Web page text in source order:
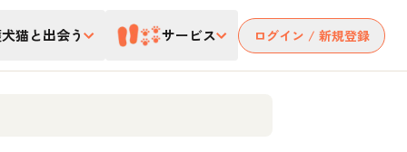
猫と出会う サービス ログイン / 新規登録